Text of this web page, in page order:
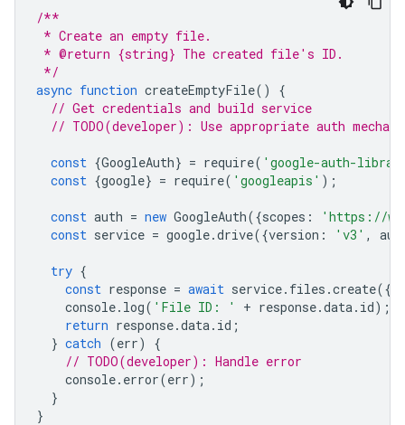
/**
* Create an empty file.
* @return {string} The created file's ID.
*/
async function createEmptyFile()
{
// Get credentials and build service
// TODO(developer): Use appropriate auth
const {GoogleAuth} = require( 'google-auth-
const {google} = require( 'googleapis' );
const auth = new GoogleAuth({scopes :
'https://
const service = google.drive({version : 'v3' ,
try {
const response = await service. files .create
console. log( 'File ID: ' + response.data. id);
return response.data. id ;
} catch (err)
{
// TODO(developer): Handle error
console. error(err);
}
}